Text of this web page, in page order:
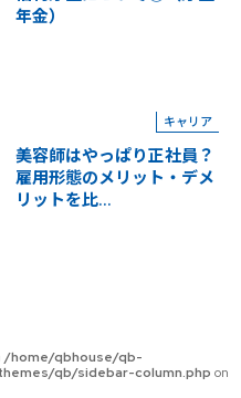
年金）
キャリア
美容師はやっぱり正社員？
雇用形態のメリット・デメ
リットを比...
/home/qbhouse/qb-
qb/sidebar-column.php on